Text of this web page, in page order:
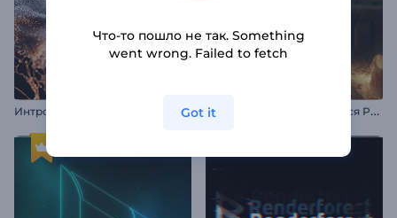
Интро "Всплеск частиц" В
идезаставка "Светящийся Рамадан"
Что-то пошло не так. Something
went wrong. Failed to fetch
Got it